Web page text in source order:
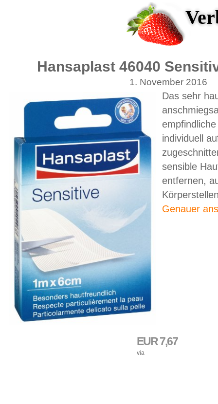
Hansaplast 46040
1. November 2016
Das sehr
individuell
sensible
entfernen,
Genauer
EUR 7,67
via